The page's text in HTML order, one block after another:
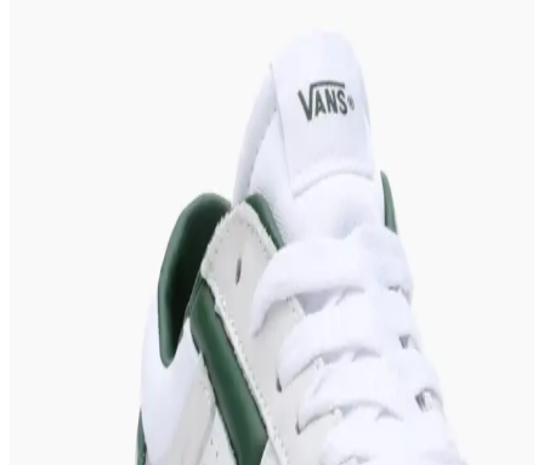
%82 pamuk içeriğiyle nefes alabilir, kaydırmaz yapısı ve şık renk
seçenekleriyle günlük kullanım için ideal olan bu çoraplar, uzun
ömürlü ve rahat bir deneyim sağlar.
Complex Shop'ta Sınırlı Üretim Kolej Ceketleri ve
Complex Shop, sınırlı üretim kolej ceketleri ve özel tasarımlarıyla
rap ve streetwear kültürünü bir araya getiriyor. Sneakers ve
aksesuarlarla uyumlu kombinler sunuyor.
Sky Socks 10 Çift Ekonomik Paket Patik Unisex
Kısa Spor Sneakers Çorap
Sky Socks 10 çift ekonomik paket patik ve spor çoraplar, unisex
tasarımıyla rahatlık ve şıklığı bir arada sunar. Kısa ve spor tarzıyla
günlük kullanım için ideal, uygun fiyatlı ve yüksek kalite seçenekler.